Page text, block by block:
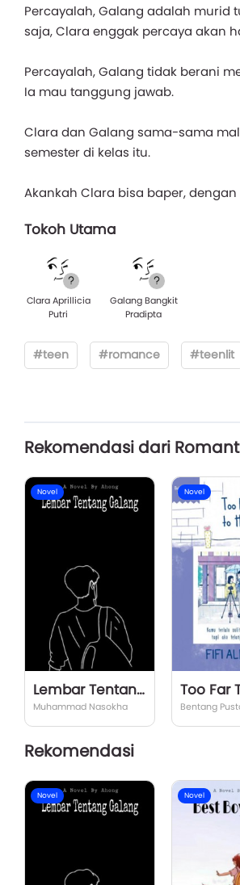
Percayalah, Galang adalah murid
saja, Clara enggak percaya akan
Percayalah, Galang tidak berani
Ia mau tanggung jawab.
Clara dan Galang sama-sama
semester di kelas itu.
Akankah Clara bisa baper,
Tokoh Utama
Clara Aprillicia
Putri
Galang Bangkit
Pradipta
#teen #romance #teenlit
Rekomendasi dari
Novel
Lembar Tentang Galang
Muhammad Nasokha
Novel
Too Far
Bentang
Rekomendasi
Novel Novel